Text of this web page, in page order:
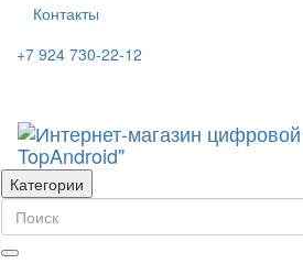
Контакты
+7 924 730-22-12
Категории